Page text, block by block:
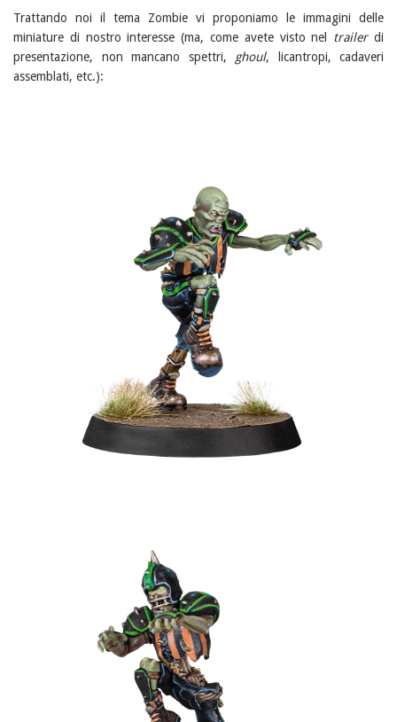
Trattando noi il tema Zombie vi proponiamo le immagini delle
miniature di nostro interesse (ma, come avete visto nel trailerdi
presentazione, non mancano spettri, ghoul, licantropi, cadaveri
assemblati, etc.):